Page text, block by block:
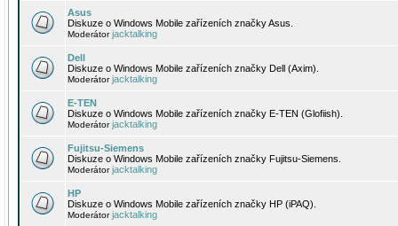
Asus
Diskuze o Windows Mobile zařízeních značky Asus.
Moderátorjacktalking
Dell
Diskuze o Windows Mobile zařízeních značky Dell (Axim).
Moderátorjacktalking
E-TEN
Diskuze o Windows Mobile zařízeních značky E-TEN (Glofiish).
Moderátorjacktalking
Fujitsu-Siemens
Diskuze o Windows Mobile zařízeních značky Fujitsu-Siemens.
Moderátorjacktalking
HP
Diskuze o Windows Mobile zařízeních značky HP (iPAQ).
Moderátorjacktalking